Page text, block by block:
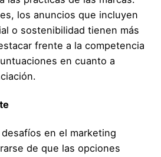
los anuncios que incluyen
o sostenibilidad tienen más
frente a la competencia
en cuanto a
en el marketing
de que las opciones